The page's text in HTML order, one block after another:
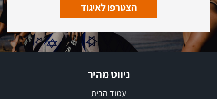
הצטרפו לאיגוד
ניווט מהיר
עמוד הבית